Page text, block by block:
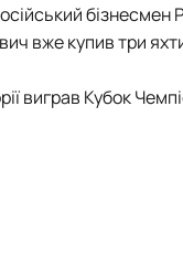
вже купив три
виграв Кубок